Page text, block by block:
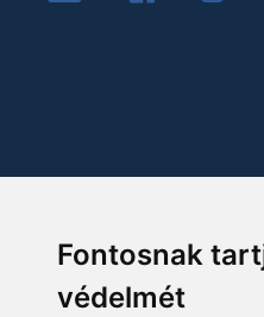
Fontosnak
védelmét